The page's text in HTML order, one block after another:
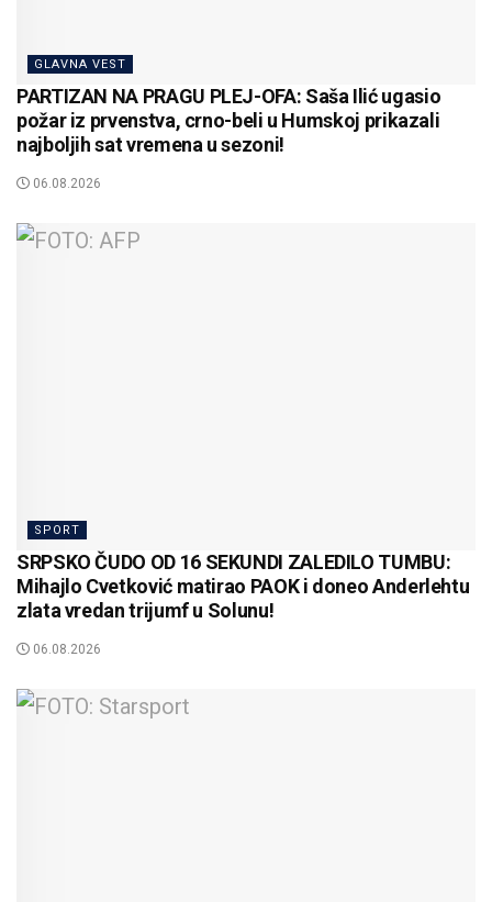
GLAVNA VEST
PARTIZAN NA PRAGU PLEJ-OFA: Saša Ilić ugasio
požar iz prvenstva, crno-beli u Humskoj prikazali
najboljih sat vremena u sezoni!
06.08.2026
SPORT
SRPSKO ČUDO OD 16 SEKUNDI ZALEDILO TUMBU:
Mihajlo Cvetković matirao PAOK i doneo Anderlehtu
zlata vredan trijumf u Solunu!
06.08.2026